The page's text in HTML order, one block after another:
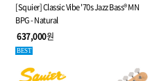
[Squier] Classic Vibe '70s Jazz Bass® MN
BPG - Natural
637,000원
BEST